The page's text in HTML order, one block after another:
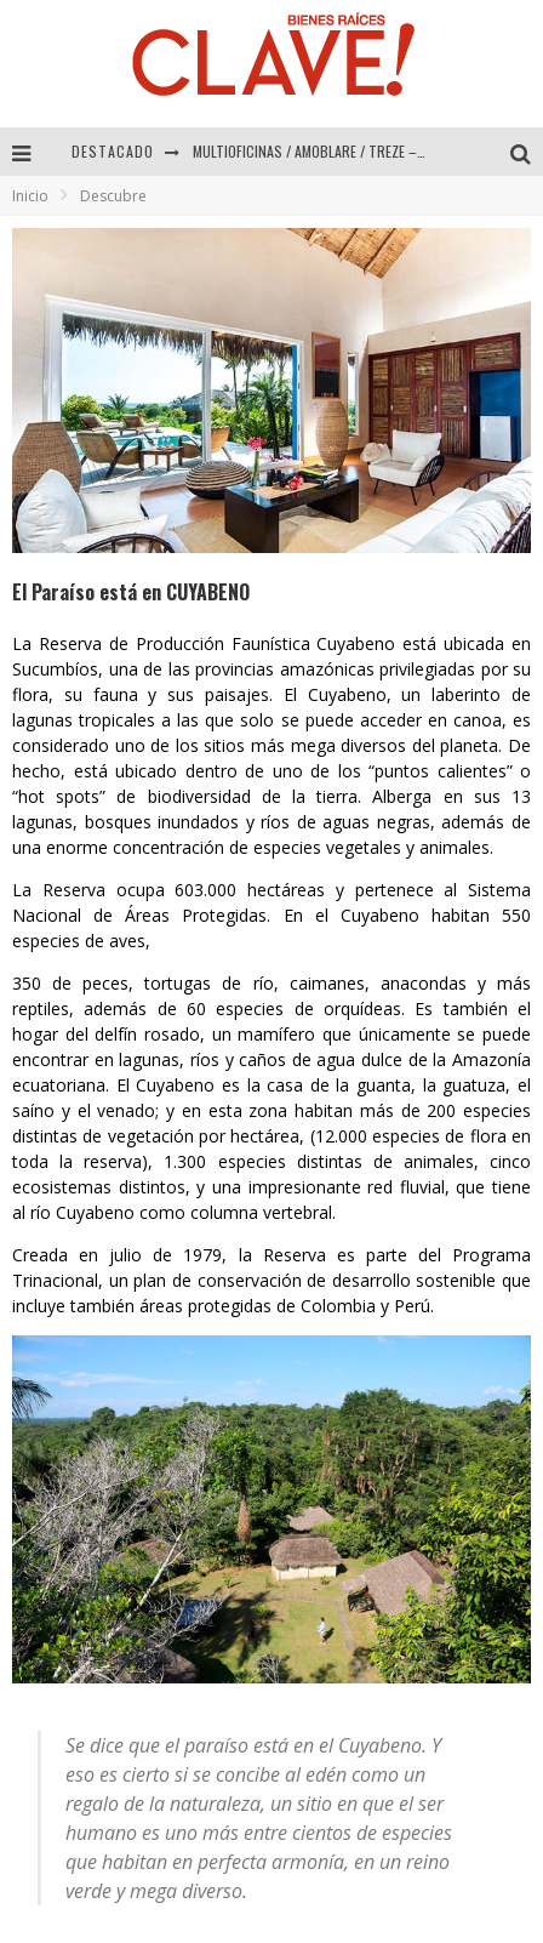
DESTACADO MULTIOFICINAS / AMOBLARE / TREZE – Especial Interiorismo & Decoración 2026
Inicio Descubre
El Paraíso está en CUYABENO
La Reserva de Producción Faunística Cuyabeno está ubicada en
Sucumbíos, una de las provincias amazónicas privilegiadas por su
flora, su fauna y sus paisajes. El Cuyabeno, un laberinto de
lagunas tropicales a las que solo se puede acceder en canoa, es
considerado uno de los sitios más mega diversos del planeta. De
hecho, está ubicado dentro de uno de los “puntos calientes” o
“hot spots” de biodiversidad de la tierra. Alberga en sus 13
lagunas, bosques inundados y ríos de aguas negras, además de
una enorme concentración de especies vegetales y animales.
La Reserva ocupa 603.000 hectáreas y pertenece al Sistema
Nacional de Áreas Protegidas. En el Cuyabeno habitan 550
especies de aves,
350 de peces, tortugas de río, caimanes, anacondas y más
reptiles, además de 60 especies de orquídeas. Es también el
hogar del delfín rosado, un mamífero que únicamente se puede
encontrar en lagunas, ríos y caños de agua dulce de la Amazonía
ecuatoriana. El Cuyabeno es la casa de la guanta, la guatuza, el
saíno y el venado; y en esta zona habitan más de 200 especies
distintas de vegetación por hectárea, (12.000 especies de flora en
toda la reserva), 1.300 especies distintas de animales, cinco
ecosistemas distintos, y una impresionante red fluvial, que tiene
al río Cuyabeno como columna vertebral.
Creada en julio de 1979, la Reserva es parte del Programa
Trinacional, un plan de conservación de desarrollo sostenible que
incluye también áreas protegidas de Colombia y Perú.
Se dice que el paraíso está en el Cuyabeno. Y
eso es cierto si se concibe al edén como un
regalo de la naturaleza, un sitio en que el ser
humano es uno más entre cientos de especies
que habitan en perfecta armonía, en un reino
verde y mega diverso.